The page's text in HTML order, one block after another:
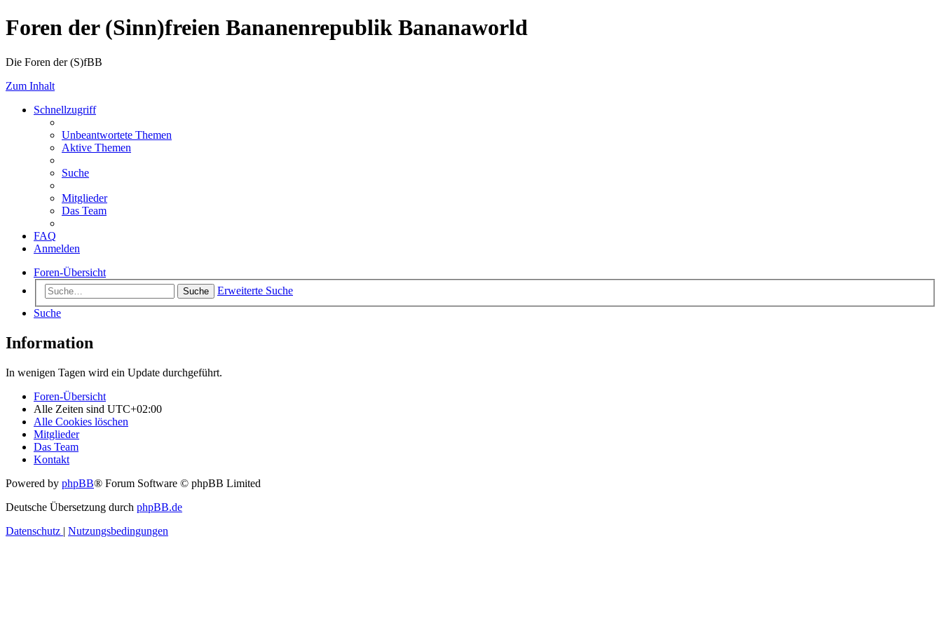
Foren der (Sinn)freien Bananenrepublik Bananaworld
Die Foren der (S)fBB
Zum Inhalt
Schnellzugriff
Unbeantwortete Themen
Aktive Themen
Suche
Mitglieder
Das Team
FAQ
Anmelden
Foren-Übersicht
Suche
Erweiterte Suche
Suche
Information
In wenigen Tagen wird ein Update durchgeführt.
Foren-Übersicht
Alle Zeiten sind UTC+02:00
Alle Cookies löschen
Mitglieder
Das Team
Kontakt
Powered by phpBB® Forum Software © phpBB Limited
Deutsche Übersetzung durch phpBB.de
Datenschutz | Nutzungsbedingungen